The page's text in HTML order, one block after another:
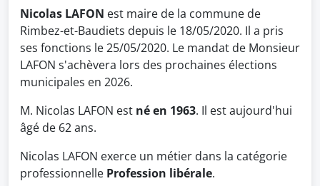
Nicolas LAFON est maire de la commune de
Rimbez-et-Baudiets depuis le 18/05/2020. Il a pris
ses fonctions le 25/05/2020. Le mandat de Monsieur
LAFON s'achèvera lors des prochaines élections
municipales en 2026.
M. Nicolas LAFON est né en 1963. Il est aujourd'hui
âgé de 62 ans.
Nicolas LAFON exerce un métier dans la catégorie
professionnelle Profession libérale.